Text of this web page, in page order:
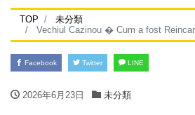
TOP
未分類
Vechiul Cazinou � Cum a fost
Facebook Twitter LINE
2026年6月23日 未分類